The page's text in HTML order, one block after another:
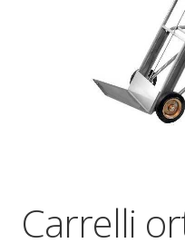
Pagamenti
Carrelli